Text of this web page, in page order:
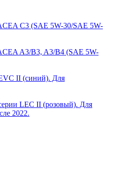
C3 (SAE 5W-30/SAE 5W-
A3/B3, A3/B4 (SAE 5W-
II (синий). Для
LEC II (розовый). Для
2022.